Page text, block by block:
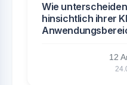
Wie
hinsichtlich ihrer
12